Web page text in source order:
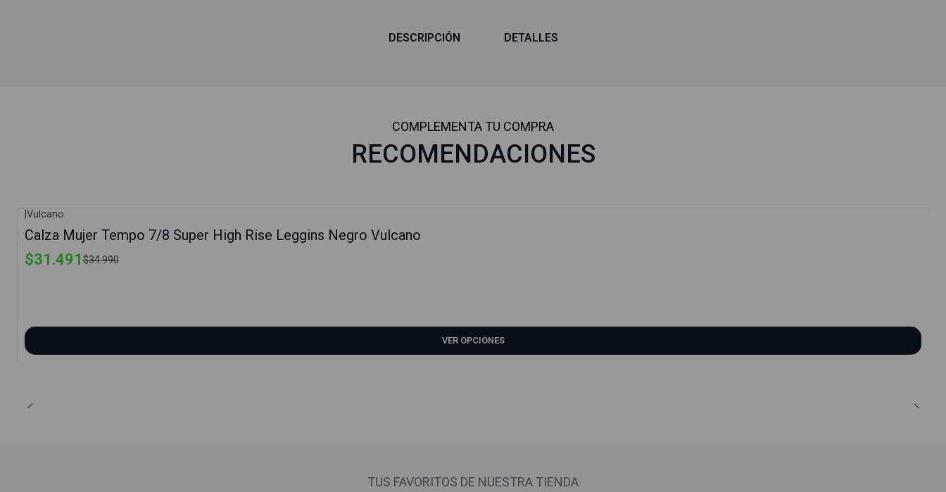
DESCRIPCIÓN DETALLES
COMPLEMENTA TU COMPRA
RECOMENDACIONES
Vulcano
Calza Mujer Tempo 7/8 Super High Rise Leggins Negro Vulcano
$31.491$34.990
VER OPCIONES
TUS FAVORITOS DE NUESTRA TIENDA